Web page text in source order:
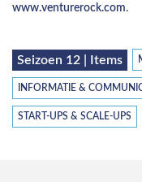
www.venturerock.com.
Seizoen 12 | Items
INFORMATIE &
START-UPS & SCALE-UPS